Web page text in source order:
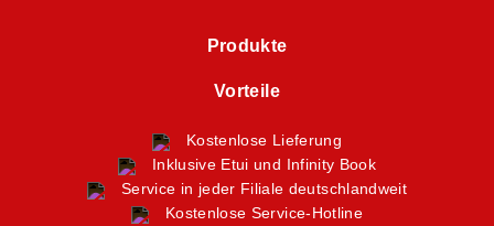
Produkte
Vorteile
Kostenlose Lieferung
Inklusive Etui und Infinity Book
Service in jeder Filiale deutschlandweit
Kostenlose Service-Hotline